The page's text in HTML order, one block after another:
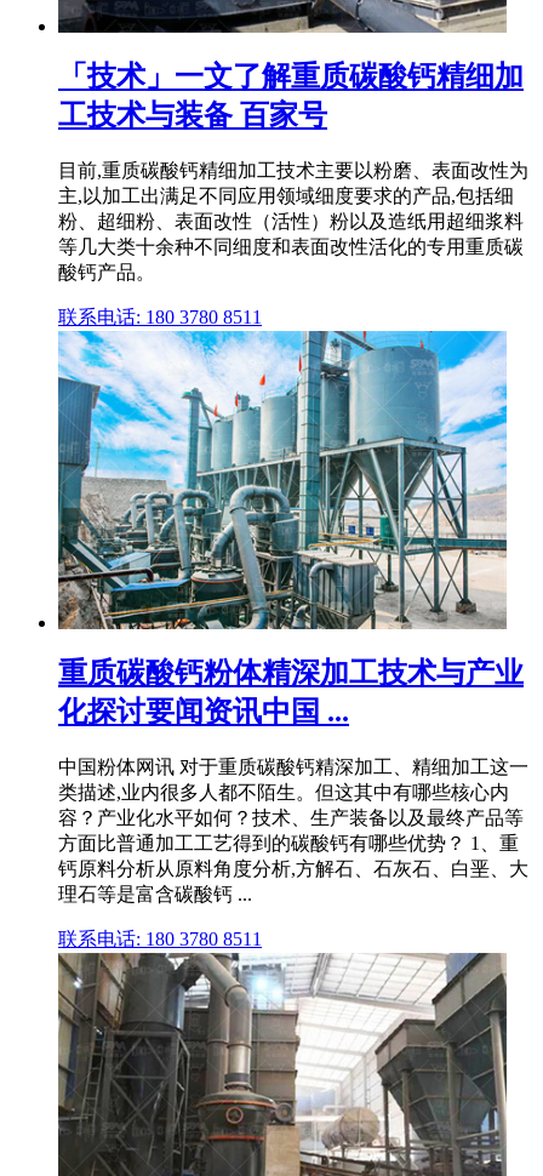
「技术」一文了解重质碳酸钙精细加
工技术与装备 百家号
目前,重质碳酸钙精细加工技术主要以粉磨、表面改性为
主,以加工出满足不同应用领域细度要求的产品,包括细
粉、超细粉、表面改性（活性）粉以及造纸用超细浆料
等几大类十余种不同细度和表面改性活化的专用重质碳
酸钙产品。
联系电话: 180 3780 8511
重质碳酸钙粉体精深加工技术与产业
化探讨要闻资讯中国 ...
中国粉体网讯 对于重质碳酸钙精深加工、精细加工这一
类描述,业内很多人都不陌生。但这其中有哪些核心内
容？产业化水平如何？技术、生产装备以及最终产品等
方面比普通加工工艺得到的碳酸钙有哪些优势？ 1、重
钙原料分析从原料角度分析,方解石、石灰石、白垩、大
理石等是富含碳酸钙 ...
联系电话: 180 3780 8511